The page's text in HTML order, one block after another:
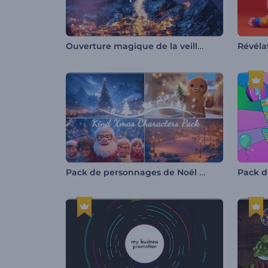
Ouverture magique de la veille du Nouvel An
Pack de personnages de Noël gentils